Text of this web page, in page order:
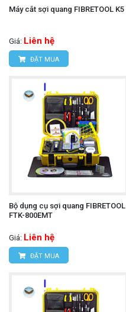
Máy cắt sợi quang FIBRETOOL K5
Giá: Liên hệ
ĐẶT MUA
Bộ dụng cụ sợi quang FIBRETOOL
FTK-800EMT
Giá: Liên hệ
ĐẶT MUA